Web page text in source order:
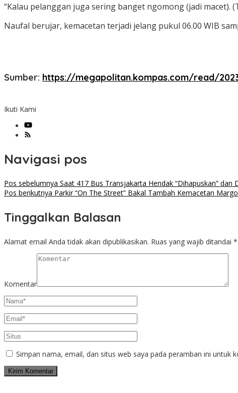
“Kalau pelanggan juga sering banget ngomong (jadi macet).
Naufal berujar, kemacetan terjadi jelang pukul 06.00 WIB
Sumber: https://megapolitan.kompas.com/read/
Ikuti Kami
Navigasi pos
Pos sebelumnya Saat 417 Bus Transjakarta Hendak “Dihapuskan” dan
Pos berikutnya Parkir “On The Street” Bakal Tambah Kemacetan
Tinggalkan Balasan
Alamat email Anda tidak akan dipublikasikan. Ruas yang wajib ditandai *
Komentar
Simpan nama, email, dan situs web saya pada peramban ini untuk